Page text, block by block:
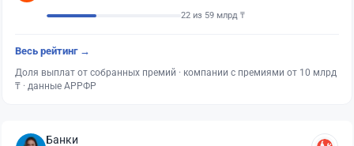
22 из 59 млрд ₸
Весь рейтинг →
Доля выплат от собранных премий · компании с премиями от 10 млрд
₸ · данные АРРФР
Банки